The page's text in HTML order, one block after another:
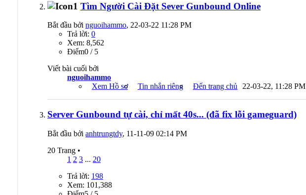
Tìm Người Cài Đặt Sever Gunbound Online
Bắt đầu bởi nguoihammo, 22-03-22 11:28 PM
Trả lời: 0
Xem: 8,562
Ðiểm0 / 5
Viết bài cuối bởi
nguoihammo
Xem Hồ sơ
Tin nhắn riêng Đến trang chủ 22-03-22, 11:28 PM
Server Gunbound tự cài, chỉ mất 40s... (đã fix lỗi gameguard)
Bắt đầu bởi anhtrungtdy, 11-11-09 02:14 PM
20 Trang •
1 2 3 ... 20
Trả lời: 198
Xem: 101,388